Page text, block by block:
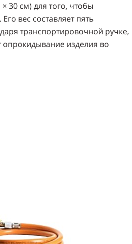
30 см) для того, чтобы
вес составляет пять
транспортировочной ручке,
изделия во